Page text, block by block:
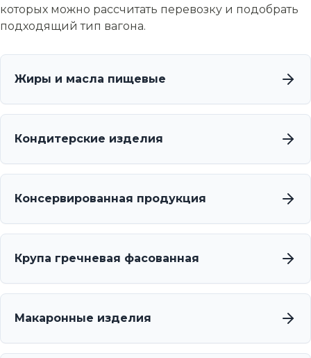
которых можно рассчитать перевозку и подобрать
подходящий тип вагона.
Жиры и масла пищевые
Кондитерские изделия
Консервированная продукция
Крупа гречневая фасованная
Макаронные изделия